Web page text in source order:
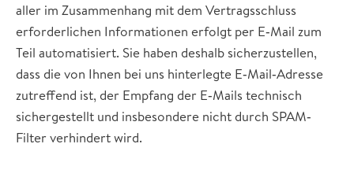
aller im Zusammenhang mit dem Vertragsschluss
erforderlichen Informationen erfolgt per E‐Mail zum
Teil automatisiert. Sie haben deshalb sicherzustellen,
dass die von Ihnen bei uns hinterlegte E‐Mail‐Adresse
zutreffend ist, der Empfang der E‐Mails technisch
sichergestellt und insbesondere nicht durch SPAM‐
Filter verhindert wird.